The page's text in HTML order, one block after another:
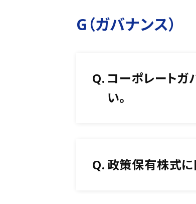
G（ガバナンス）
Q. コーポレートガ
い。
Q.政策保有株式に